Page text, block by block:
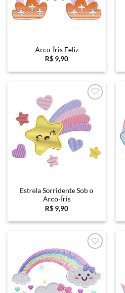
Arco-Íris Feliz
R$ 9,90
Favoritar
Estrela Sorridente Sob o
Arco-Íris
R$ 9,90
Favoritar